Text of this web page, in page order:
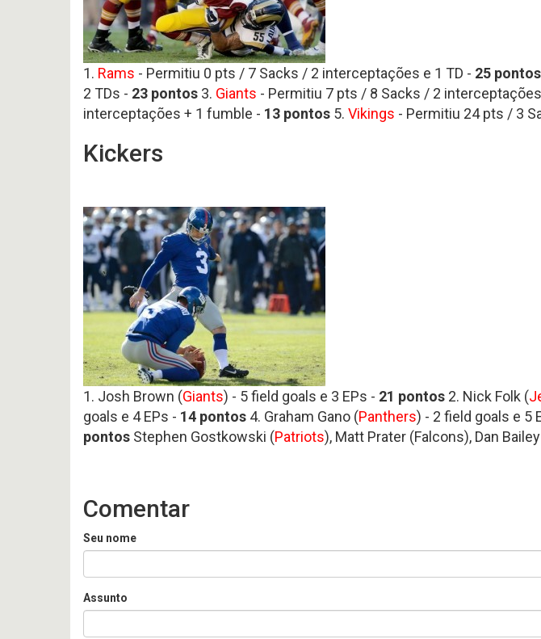
1. Rams - Permitiu 0 pts / 7 Sacks / 2 interceptações e 1 TD - 25 pontos
2 TDs - 23 pontos 3. Giants - Permitiu 7 pts / 8 Sacks / 2
interceptações + 1 fumble - 13 pontos 5. Vikings - Permitiu 24 pts / 3
Kickers
1. Josh Brown (Giants) - 5 field goals e 3 EPs - 21 pontos 2. Nick Folk (
goals e 4 EPs - 14 pontos 4. Graham Gano (Panthers) - 2 field goals e 5
pontos Stephen Gostkowski (Patriots), Matt Prater (Falcons), Dan
Comentar
Seu nome
Assunto